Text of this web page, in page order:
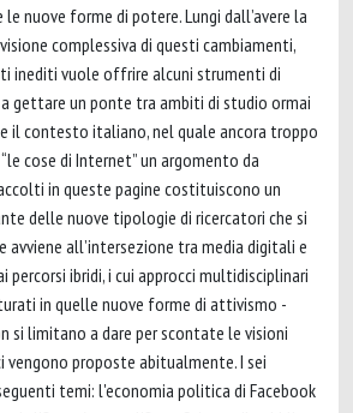
nuove forme di potere. Lungi dall’avere la
complessiva di questi cambiamenti,
inediti vuole offrire alcuni strumenti di
gettare un ponte tra ambiti di studio ormai
il contesto italiano, nel quale ancora troppo
cose di Internet” un argomento da
in queste pagine costituiscono un
delle nuove tipologie di ricercatori che si
avviene all’intersezione tra media digitali e
percorsi ibridi, i cui approcci multidisciplinari
in quelle nuove forme di attivismo -
si limitano a dare per scontate le visioni
vengono proposte abitualmente. I sei
temi: l'economia politica di Facebook